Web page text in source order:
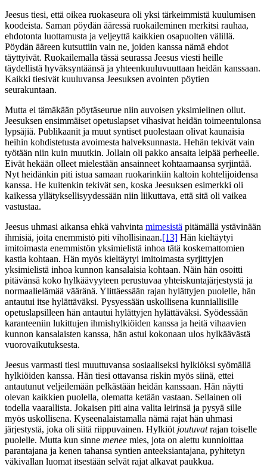
Jeesus tiesi, että oikea ruokaseura oli yksi tärkeimmistä kuulumisen
koodeista. Saman pöydän ääressä ruokaileminen merkitsi rauhaa,
ehdotonta luottamusta ja veljeyttä kaikkien osapuolten välillä.
Pöydän ääreen kutsuttiin vain ne, joiden kanssa nämä ehdot
täyttyivät. Ruokailemalla tässä seurassa Jeesus viesti heille
täydellistä hyväksyntäänsä ja yhteenkuuluvuuttaan heidän kanssaan.
Kaikki tiesivät kuuluvansa Jeesuksen avointen pöytien
seurakuntaan.
Mutta ei tämäkään pöytäseurue niin auvoisen yksimielinen ollut.
Jeesuksen ensimmäiset opetuslapset vihasivat heidän toimeentulonsa
lypsäjiä. Publikaanit ja muut syntiset puolestaan olivat kaunaisia
heihin kohdistetusta avoimesta halveksunnasta. Hehän tekivät vain
työtään niin kuin muutkin. Jollain oli pakko ansaita leipää perheelle.
Eivät hekään olleet mielestään ansainneet kohtaamaansa syrjintää.
Nyt heidänkin piti istua samaan ruokarinkiin kaltoin kohtelijoidensa
kanssa. He kuitenkin tekivät sen, koska Jeesuksen esimerkki oli
kaikessa yllätyksellisyydessään niin liikuttava, että sitä oli vaikea
vastustaa.
Jeesus uhmasi aikansa ehkä vahvinta mimesistä pitämällä ystävinään
ihmisiä, joita enemmistö piti vihollisinaan.[13] Hän kieltäytyi
imitoimasta enemmistön yksimielistä inhoa tätä koskemattomien
kastia kohtaan. Hän myös kieltäytyi imitoimasta syrjittyjen
yksimielistä inhoa kunnon kansalaisia kohtaan. Näin hän osoitti
pitävänsä koko hylkäävyyteen perustuvaa yhteiskuntajärjestystä ja
normaalielämää vääränä. Ylittäessään rajan hylättyjen puolelle, hän
antautui itse hylättäväksi. Pysyessään uskollisena kunniallisille
opetuslapsilleen hän antautui hylättyjen hylättäväksi. Syödessään
karanteeniin lukittujen ihmishylkiöiden kanssa ja heitä vihaavien
kunnon kansalaisten kanssa, hän astui kokonaan ulos hylkäävästä
vuorovaikutuksesta.
Jeesus varmasti tiesi muuttuvansa sosiaaliseksi hylkiöksi syömällä
hylkiöiden kanssa. Hän tiesi ottavansa riskin myös siinä, ettei
antautunut veljeilemään pelkästään heidän kanssaan. Hän näytti
olevan kaikkien puolella, olematta ketään vastaan. Sellainen oli
todella vaarallista. Jokaisen piti aina valita leirinsä ja pysyä sille
myös uskollisena. Kyseenalaistamalla nämä rajat hän uhmasi
järjestystä, joka oli siitä riippuvainen. Hylkiöt joutuvatrajan toiselle
puolelle. Mutta kun sinne menee mies, jota on alettu kunnioittaa
parantajana ja kenen tahansa syntien anteeksiantajana, pyhitetyn
väkivallan luomat itsestään selvät rajat alkavat paukkua.